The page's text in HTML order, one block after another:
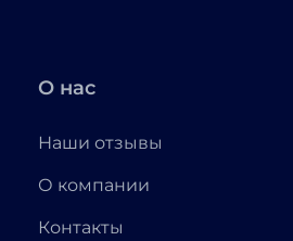
О нас
Наши отзывы
О компании
Контакты